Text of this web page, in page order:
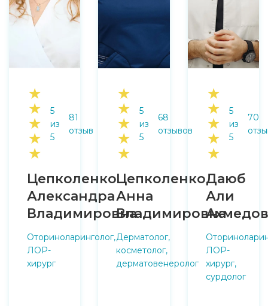
★
★
★
★
★
5
из
5
81
отзыв
Цепколенко
Александра
Владимировна
Оториноларинголог,
ЛОР-
хирург
★
★
★
★
★
5
из
5
68
отзывов
Цепколенко
Анна
Владимировна
Дерматолог,
косметолог,
дерматовенеролог
★
★
★
★
★
5
из
5
70
Даюб
Али
ЛОР-
хирург,
сурдолог